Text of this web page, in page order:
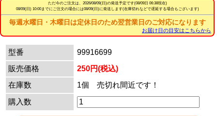
ただ今のご注文は、 2026/08/09(日)の発送予定です(08/09日 06:38現在)
08/09(日) 10:00までにご注文の場合には08/09(日)に発送します(在庫切れなどで遅延する場合もございます)
毎週水曜日・木曜日は定休日のため翌営業日のご対応になります
お届け日の目安はこちらから
型番
99916699
販売価格
250円(税込)
在庫数
1個 売切れ間近です！
購入数